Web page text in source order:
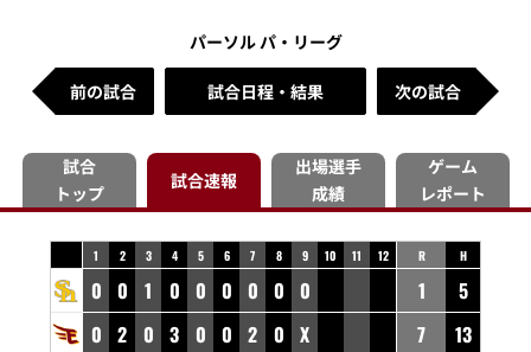
パーソル パ・リーグ
前の試合 試合日程・結果 次の試合
試合
トップ
試合速報
出場選手
成績
ゲーム
レポート
1 2 3 4 5 6 7 8 9 10 11 12
0 0 1 0 0 0 0 0 0
0 2 0 3 0 0 2 0 X
R H
1
5
7
13